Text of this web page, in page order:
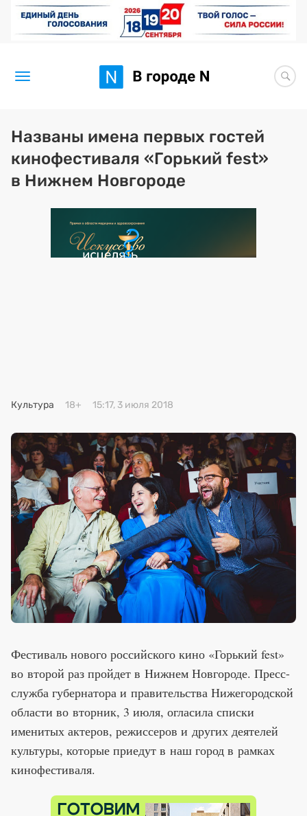
Новости
Статьи
Здоровье
BORЩ
Искусство исцелять
Названы имена первых гостей
кинофестиваля «Горький fest»
в Нижнем Новгороде
Культура 18+ 15:17, 3 июля 2018
Фестиваль нового российского кино «Горький fest»
во второй раз пройдет в Нижнем Новгороде. Пресс-
служба губернатора и правительства Нижегородской
области во вторник, 3 июля, огласила списки
именитых актеров, режиссеров и других деятелей
культуры, которые приедут в наш город в рамках
кинофестиваля.